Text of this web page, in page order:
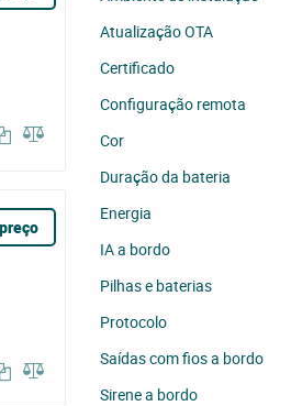
Atualização OTA
Certificado
Configuração remota
Cor
Duração da bateria
Energia
IA a bordo
Pilhas e baterias
Protocolo
Saídas com fios a bordo
Sirene a bordo